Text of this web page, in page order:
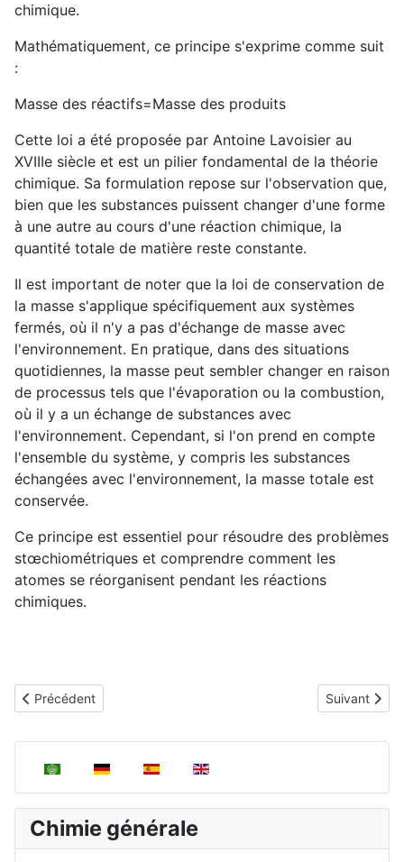
Sélectionnez votre langue
Chimie générale
chimique.
Mathématiquement, ce principe s'exprime comme suit
:
Masse des réactifs=Masse des produits
Cette loi a été proposée par Antoine Lavoisier au
XVIIIe siècle et est un pilier fondamental de la théorie
chimique. Sa formulation repose sur l'observation que,
bien que les substances puissent changer d'une forme
à une autre au cours d'une réaction chimique, la
quantité totale de matière reste constante.
Il est important de noter que la loi de conservation de
la masse s'applique spécifiquement aux systèmes
fermés, où il n'y a pas d'échange de masse avec
l'environnement. En pratique, dans des situations
quotidiennes, la masse peut sembler changer en raison
de processus tels que l'évaporation ou la combustion,
où il y a un échange de substances avec
l'environnement. Cependant, si l'on prend en compte
l'ensemble du système, y compris les substances
échangées avec l'environnement, la masse totale est
conservée.
Ce principe est essentiel pour résoudre des problèmes
stœchiométriques et comprendre comment les
atomes se réorganisent pendant les réactions
chimiques.
Article précédent : Matière et Énergie
Précédent Article
Suivant